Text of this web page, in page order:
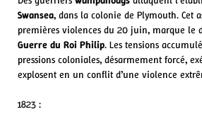
Swansea, dans la colonie de Plymouth. Cet
premières violences du 20 juin, marque le
Guerre du Roi Philip. Les tensions
pressions coloniales, désarmement forcé,
explosent en un conflit d’une violence
1823 :